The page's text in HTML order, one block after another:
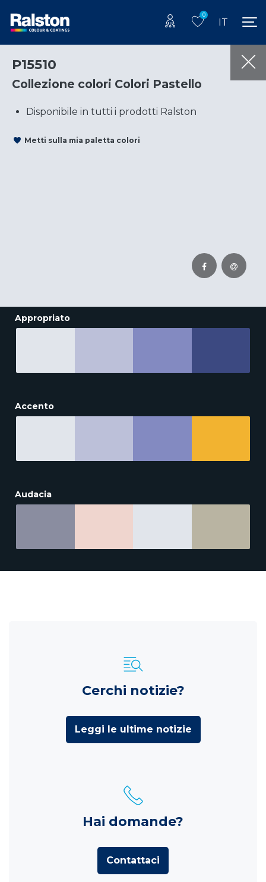
0
IT
P15510
Collezione colori Colori Pastello
Disponibile in tutti i prodotti Ralston
Metti sulla mia paletta colori
Appropriato
Accento
Audacia
Cerchi notizie?
Leggi le ultime notizie
Hai domande?
Contattaci